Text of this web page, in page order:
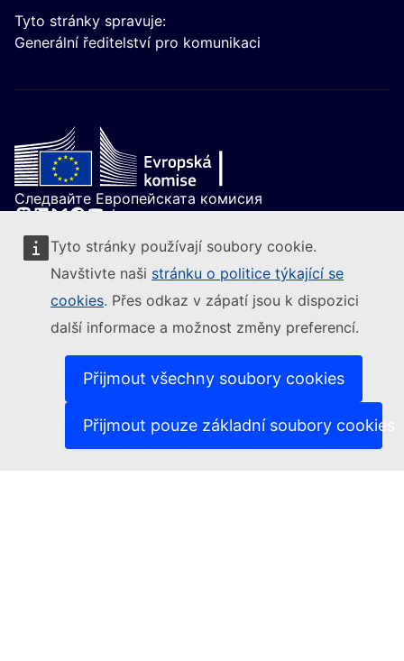
Tyto stránky používají soubory cookie.
Navštivte naši stránku o politice týkající se
cookies. Přes odkaz v zápatí jsou k dispozici
další informace a možnost změny preferencí.
Přijmout všechny soubory cookies
Přijmout pouze základní soubory cookies
3
Hlasů
1 1 1
Tyto stránky spravuje:
Generální ředitelství pro komunikaci
Следвайте Европейската комисия
Kontakt
Nahlásit zranitelnost IT(Externí odkaz)
Jazyková politika na našich internetových stránkách
Cookies(Externí odkaz)
Politika ochrany soukromí(Externí odkaz)